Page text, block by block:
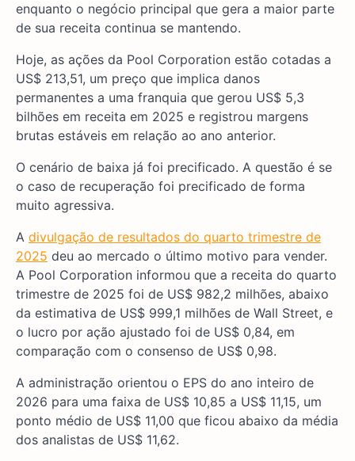
enquanto o negócio principal que gera a maior parte
de sua receita continua se mantendo.
Hoje, as ações da Pool Corporation estão cotadas a
US$ 213,51, um preço que implica danos
permanentes a uma franquia que gerou US$ 5,3
bilhões em receita em 2025 e registrou margens
brutas estáveis em relação ao ano anterior.
O cenário de baixa já foi precificado. A questão é se
o caso de recuperação foi precificado de forma
muito agressiva.
A divulgação de resultados do quarto trimestre de
2025 deu ao mercado o último motivo para vender.
A Pool Corporation informou que a receita do quarto
trimestre de 2025 foi de US$ 982,2 milhões, abaixo
da estimativa de US$ 999,1 milhões de Wall Street, e
o lucro por ação ajustado foi de US$ 0,84, em
comparação com o consenso de US$ 0,98.
A administração orientou o EPS do ano inteiro de
2026 para uma faixa de US$ 10,85 a US$ 11,15, um
ponto médio de US$ 11,00 que ficou abaixo da média
dos analistas de US$ 11,62.